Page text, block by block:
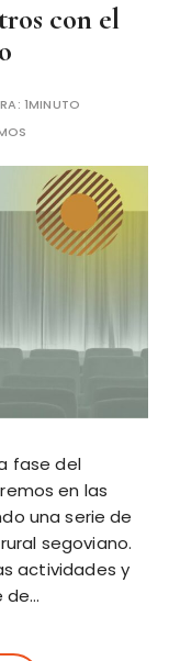
con el
1MINUTO
fase del
en las
una serie de
segoviano.
actividades y
de…